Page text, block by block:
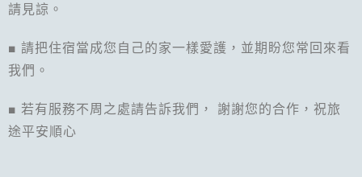
請見諒。
■ 請把住宿當成您自己的家一樣愛護，並期盼您常回來看
我們。
■ 若有服務不周之處請告訴我們， 謝謝您的合作，祝旅
途平安順心